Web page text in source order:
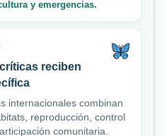
y emergencias.
reciben
internacionales combinan
reproducción, control
comunitaria.